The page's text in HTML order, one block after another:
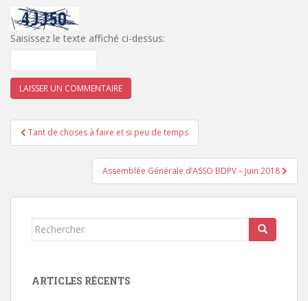
Saisissez le texte affiché ci-dessus:
Navigation
de
Tant de choses à faire et si peu de temps
Assemblée Générale d’ASSO BDPV – Juin 2018
Rechercher...
ARTICLES RÉCENTS